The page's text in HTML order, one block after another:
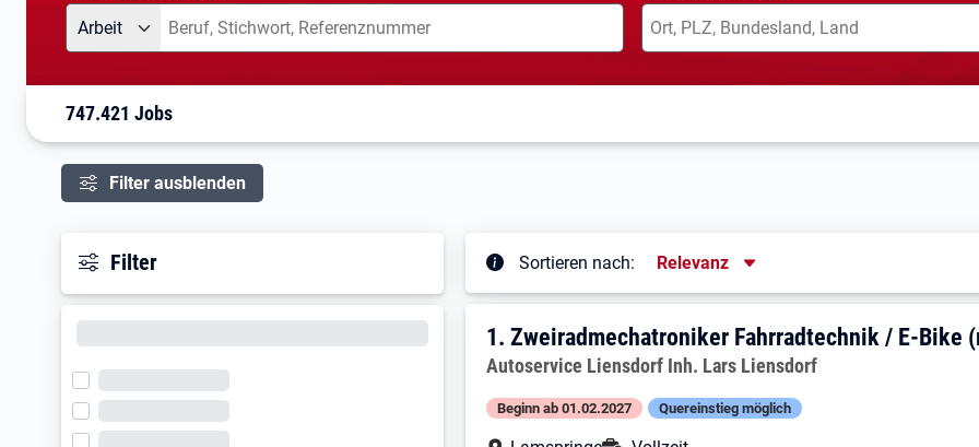
Angebotsart
Arbeit Was suchen Sie?
747.421 Jobs
Filter ausblenden
Filter Sortieren nach: Sortierung
Relevanz
Ergebnisliste
1. Ergebnis: Zweiradmechatroniker
1.Zweiradmechatroniker Fahrradtechnik / E-Bike
Arbeitgeber:
Autoservice Liensdorf Inh. Lars Liensdorf
Beginn ab 01.02.2027 Quereinstieg möglich